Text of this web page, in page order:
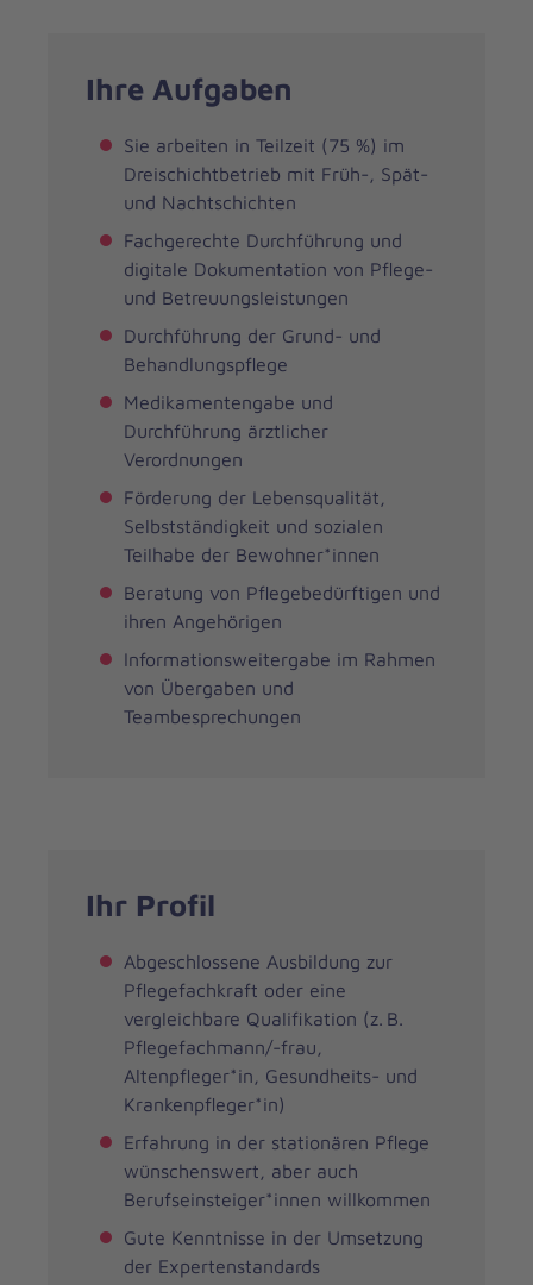
Ihre Aufgaben
Sie arbeiten in Teilzeit (75 %) im
Dreischichtbetrieb mit Früh-, Spät-
und Nachtschichten
Fachgerechte Durchführung und
digitale Dokumentation von Pflege-
und Betreuungsleistungen
Durchführung der Grund- und
Behandlungspflege
Medikamentengabe und
Durchführung ärztlicher
Verordnungen
Förderung der Lebensqualität,
Selbstständigkeit und sozialen
Teilhabe der Bewohner*innen
Beratung von Pflegebedürftigen und
ihren Angehörigen
Informationsweitergabe im Rahmen
von Übergaben und
Teambesprechungen
Ihr Profil
Abgeschlossene Ausbildung zur
Pflegefachkraft oder eine
vergleichbare Qualifikation (z. B.
Pflegefachmann/-frau,
Altenpfleger*in, Gesundheits- und
Krankenpfleger*in)
Erfahrung in der stationären Pflege
wünschenswert, aber auch
Berufseinsteiger*innen willkommen
Gute Kenntnisse in der Umsetzung
der Expertenstandards